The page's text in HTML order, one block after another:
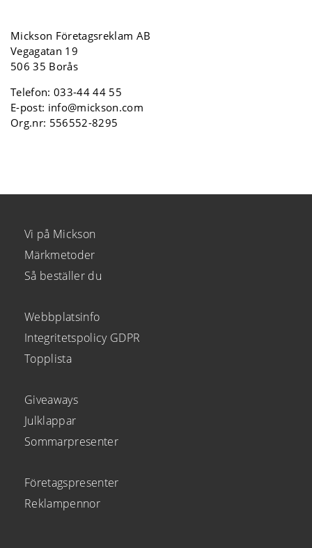
Mickson Företagsreklam AB
Vegagatan 19
506 35 Borås
Telefon:033-44 44 55
E-post: info@mickson.com
Org.nr: 556552-8295
Vi på Mickson
Märkmetoder
Så beställer du
Webbplatsinfo
Integritetspolicy GDPR
Topplista
Giveaways
Julklappar
Sommarpresenter
Företagspresenter
Reklampennor